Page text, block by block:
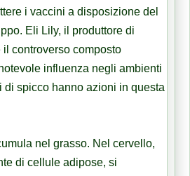
i vaccini a disposizione del
Eli Lily, il produttore di
controverso composto
influenza negli ambienti
di spicco hanno azioni in questa
nel grasso. Nel cervello,
di cellule adipose, si